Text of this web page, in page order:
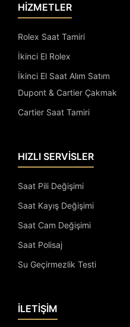
HİZMETLER
Rolex Saat Tamiri
İkinci El Rolex
İkinci El Saat Alım Satım
Dupont & Cartier Çakmak
Cartier Saat Tamiri
HIZLI SERVİSLER
Saat Pili Değişimi
Saat Kayış Değişimi
Saat Cam Değişimi
Saat Polisaj
Su Geçirmezlik Testi
İLETİŞİM